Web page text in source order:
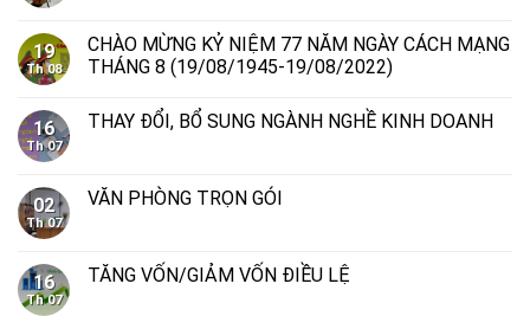
19
Th 08
CHÀO MỪNG KỶ NIỆM 77 NĂM NGÀY CÁCH MẠNG
THÁNG 8 (19/08/1945-19/08/2022)
16
Th 07
THAY ĐỔI, BỔ SUNG NGÀNH NGHỀ KINH DOANH
02
Th 07
VĂN PHÒNG TRỌN GÓI
16
Th 07
TĂNG VỐN/GIẢM VỐN ĐIỀU LỆ